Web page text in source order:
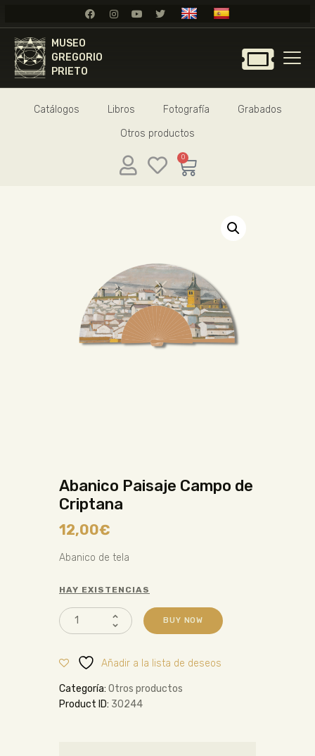
MUSEO
GREGORIO
PRIETO
Catálogos Libros Fotografía
Grabados
Otros productos
0
GREGORIO PRIETO
Abanico Paisaje Campo de
Criptana
12,00€
Abanico de tela
HAY EXISTENCIAS
BUY NOW
Añadir a la lista de deseos
Categoría: Otros productos
Product ID: 30244